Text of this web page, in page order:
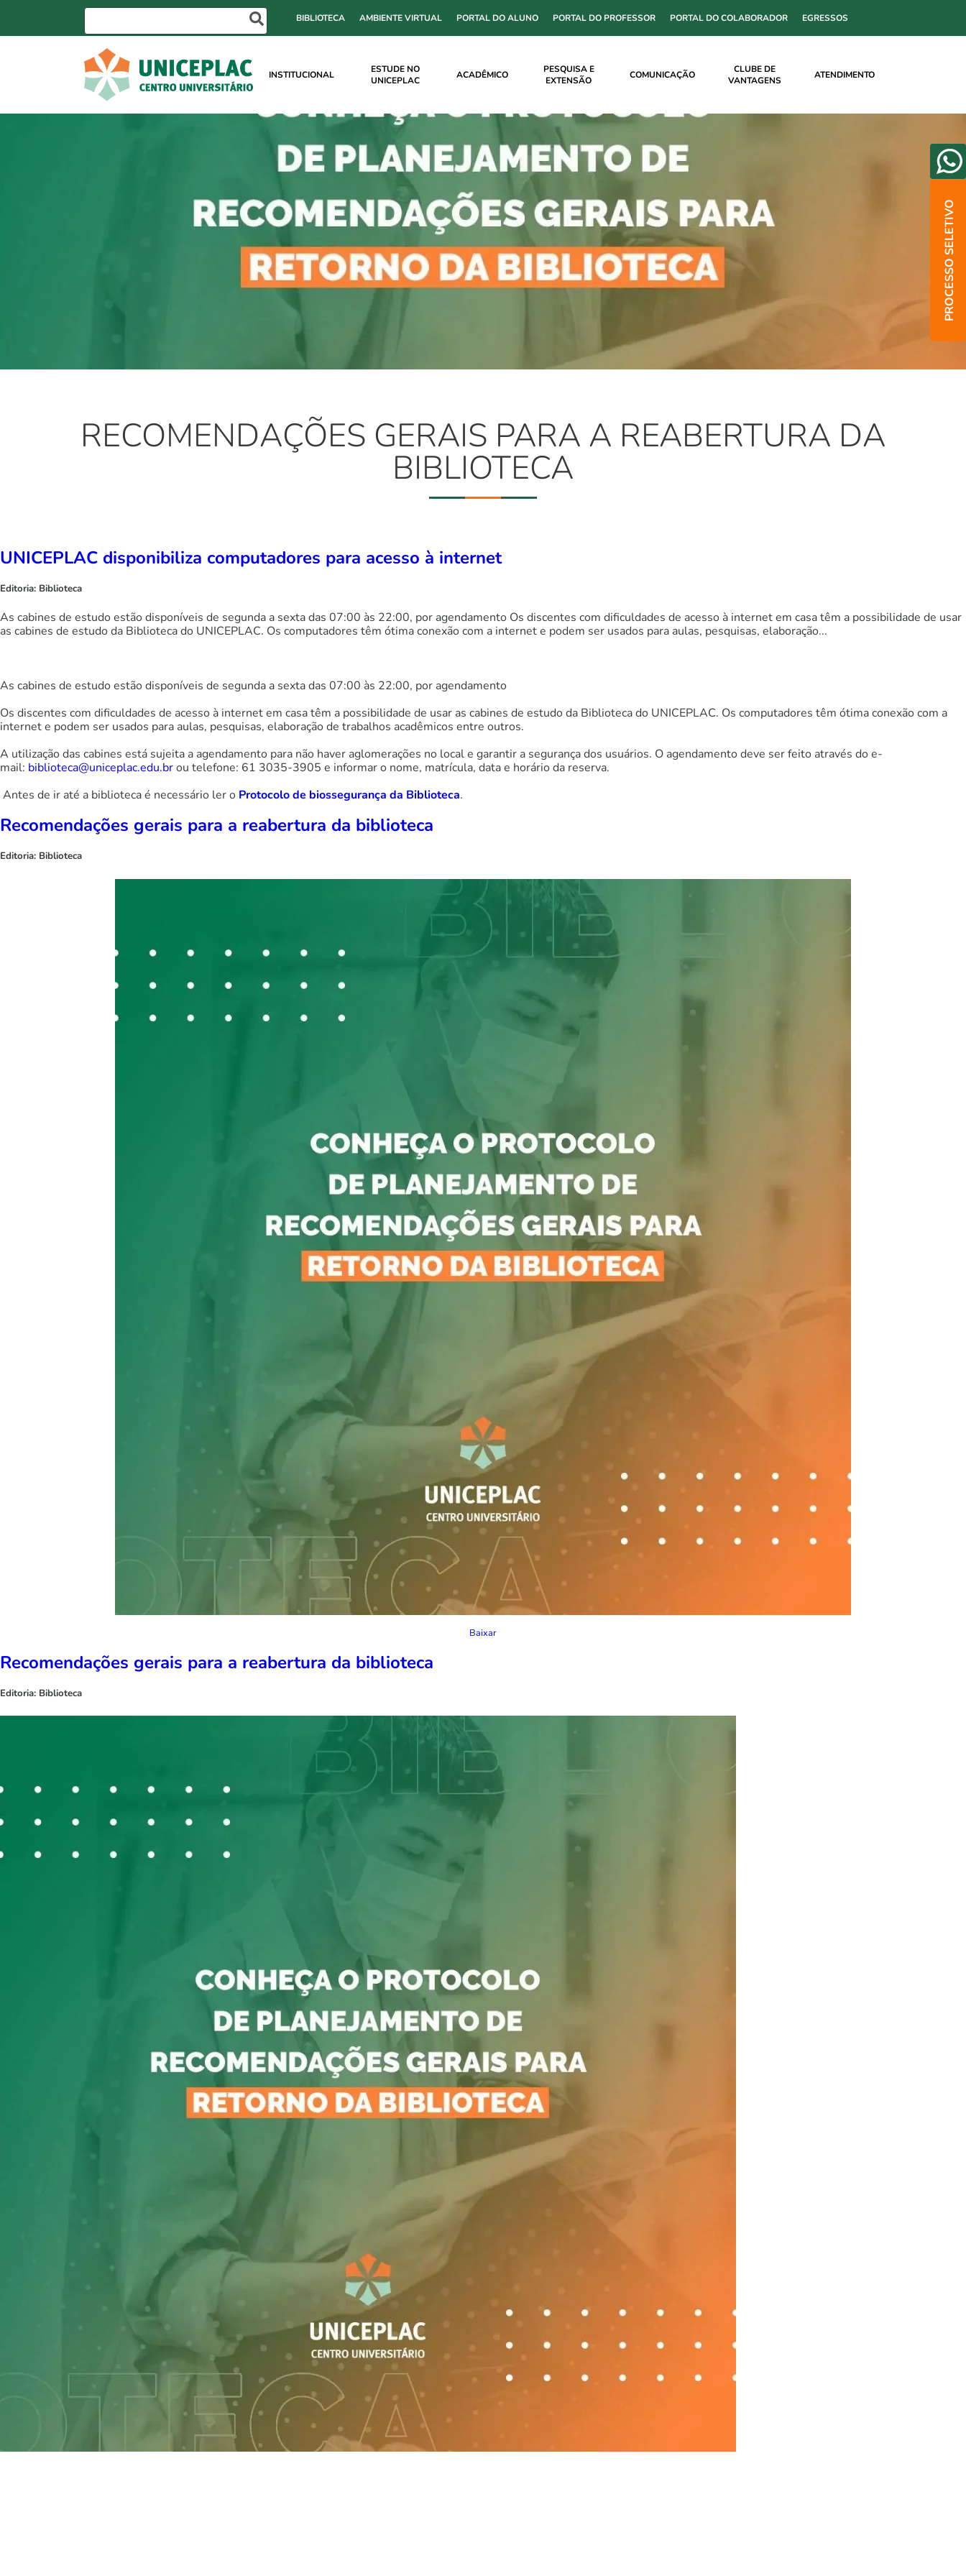
BIBLIOTECA AMBIENTE VIRTUAL PORTAL DO ALUNO PORTAL DO PROFESSOR PORTAL DO COLABORADOR EGRESSOS
INSTITUCIONAL
ESTUDE NO
UNICEPLAC
ACADÊMICO
PESQUISA E
EXTENSÃO
COMUNICAÇÃO
CLUBE DE
VANTAGENS
ATENDIMENTO
PROCESSO SELETIVO
RECOMENDAÇÕES GERAIS PARA A REABERTURA DA
BIBLIOTECA
UNICEPLAC disponibiliza computadores para acesso à internet
Editoria: Biblioteca
As cabines de estudo estão disponíveis de segunda a sexta das 07:00 às 22:00, por agendamento Os discentes com dificuldades de acesso à internet em casa têm a possibilidade de usar
as cabines de estudo da Biblioteca do UNICEPLAC. Os computadores têm ótima conexão com a internet e podem ser usados para aulas, pesquisas, elaboração...
As cabines de estudo estão disponíveis de segunda a sexta das 07:00 às 22:00, por agendamento
Os discentes com dificuldades de acesso à internet em casa têm a possibilidade de usar as cabines de estudo da Biblioteca do UNICEPLAC. Os computadores têm ótima conexão com a
internet e podem ser usados para aulas, pesquisas, elaboração de trabalhos acadêmicos entre outros.
A utilização das cabines está sujeita a agendamento para não haver aglomerações no local e garantir a segurança dos usuários. O agendamento deve ser feito através do e-
mail: biblioteca@uniceplac.edu.brou telefone: 61 3035-3905 e informar o nome, matrícula, data e horário da reserva.
Antes de ir até a biblioteca é necessário ler o Protocolo de biossegurança da Biblioteca.
Recomendações gerais para a reabertura da biblioteca
Editoria: Biblioteca
Baixar
Recomendações gerais para a reabertura da biblioteca
Editoria: Biblioteca